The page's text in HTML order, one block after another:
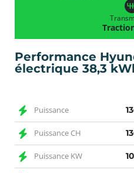
Performance
électrique 38,3
Puissance
Puissance CH
Puissance KW